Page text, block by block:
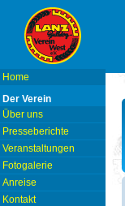
Home
Der Verein
Über uns
Presseberichte
Veranstaltungen
Fotogalerie
Anreise
Kontakt